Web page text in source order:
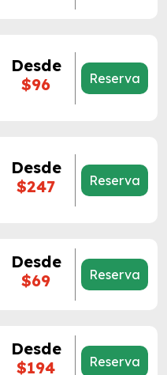
Desde
$96
Reserva
Desde
$247
Reserva
Desde
$69
Reserva
Desde
$194
Reserva